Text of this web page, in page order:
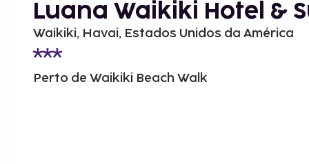
Luana Waikiki Hotel &
Waikiki, Havai, Estados Unidos da América
Perto de Waikiki Beach Walk